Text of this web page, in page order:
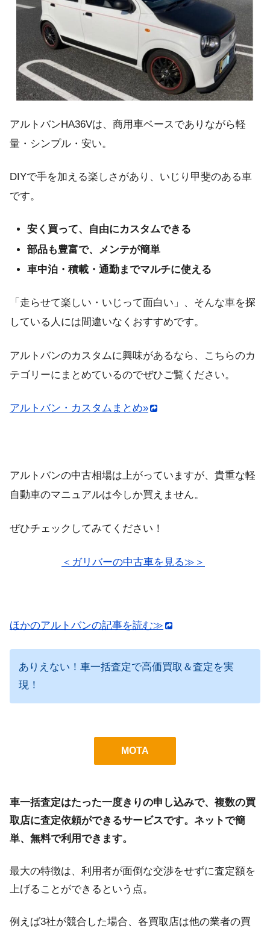
アルトバンHA36Vは、商用車ベースでありながら軽
量・シンプル・安い。
DIYで手を加える楽しさがあり、いじり甲斐のある車
です。
安く買って、自由にカスタムできる
部品も豊富で、メンテが簡単
車中泊・積載・通勤までマルチに使える
「走らせて楽しい・いじって面白い」、そんな車を探
している人には間違いなくおすすめです。
アルトバンのカスタムに興味があるなら、こちらのカ
テゴリーにまとめているのでぜひご覧ください。
アルトバン・カスタムまとめ»
アルトバンの中古相場は上がっていますが、貴重な軽
自動車のマニュアルは今しか買えません。
ぜひチェックしてみてください！
＜ガリバーの中古車を見る≫＞
ほかのアルトバンの記事を読む≫
ありえない！車一括査定で高価買取＆査定を実
現！
MOTA
車一括査定はたった一度きりの申し込みで、複数の買
取店に査定依頼ができるサービスです。ネットで簡
単、無料で利用できます。
最大の特徴は、利用者が面倒な交渉をせずに査定額を
上げることができるという点。
例えば3社が競合した場合、各買取店は他の業者の買